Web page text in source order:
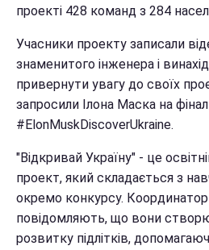
проекті 428 команд з 284
Учасники проекту записали
знаменитого інженера і
привернути увагу до своїх
запросили Ілона Маска на фінал
#ElonMuskDiscoverUkraine.
"Відкривай Україну" - це
проект, який складається з
окремо конкурсу.
повідомляють, що вони
розвитку підлітків,